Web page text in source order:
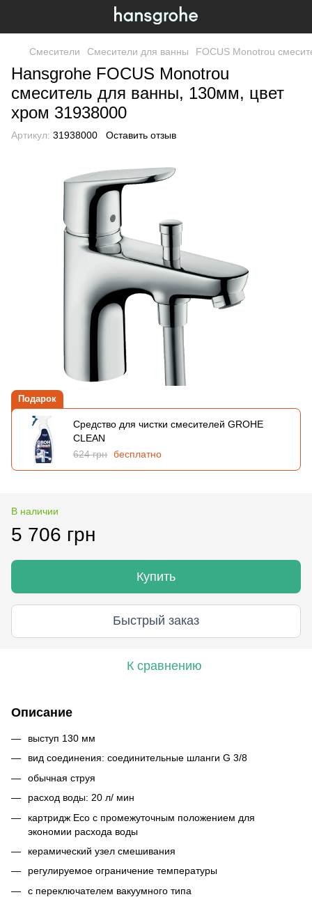
Смесители Смесители для ванны FOCUS Monotrou
Hansgrohe FOCUS Monotrou
смеситель для ванны, 130мм, цвет
хром 31938000
Артикул: 31938000 Оставить отзыв
Подарок
Средство для чистки смесителей GROHE
CLEAN
624 грн бесплатно
В наличии
5 706 грн
Купить
Быстрый заказ
К сравнению
Описание
выступ 130 мм
вид соединения: соединительные шланги G 3/8
обычная струя
расход воды: 20 л/ мин
картридж Eco с промежуточным положением для
экономии расхода воды
керамический узел смешивания
регулируемое ограничение температуры
с переключателем вакуумного типа